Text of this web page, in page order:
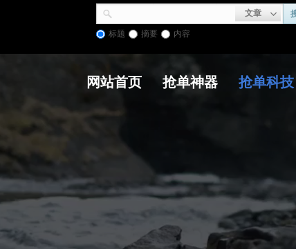
文章
标题 摘要 内容
网站首页 抢单神器 抢单科技